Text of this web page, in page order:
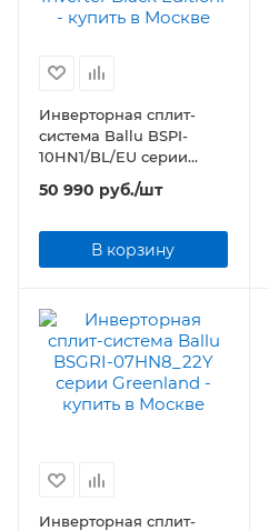
Инверторная сплит-
система Ballu BSPI-
10HN1/BL/EU серии
Platinum DC Inverter
Black Editionr
50 990 руб./шт
В корзину
Инверторная сплит-